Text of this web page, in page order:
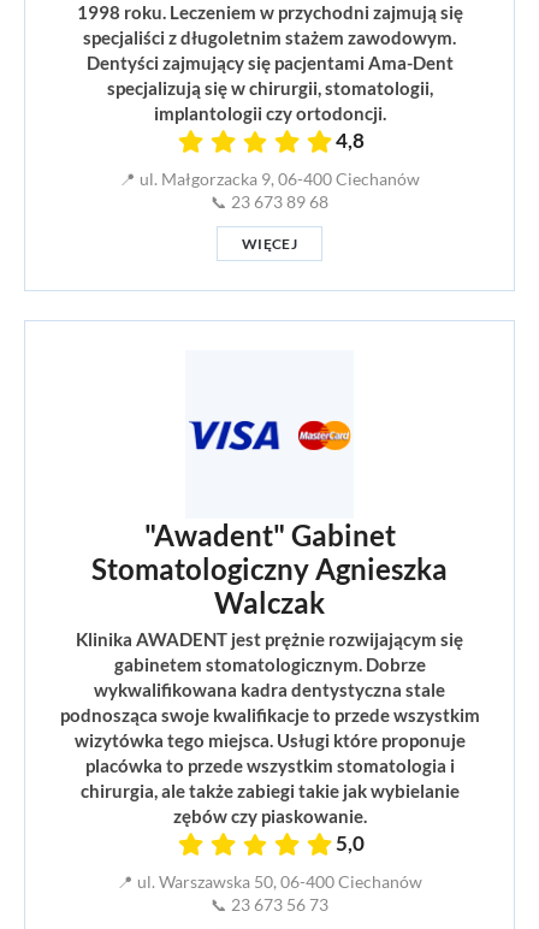
1998 roku. Leczeniem w przychodni zajmują się
specjaliści z długoletnim stażem zawodowym.
Dentyści zajmujący się pacjentami Ama-Dent
specjalizują się w chirurgii, stomatologii,
implantologii czy ortodoncji.
4,8
📍 ul. Małgorzacka 9, 06-400 Ciechanów
📞 23 673 89 68
WIĘCEJ
"Awadent" Gabinet
Stomatologiczny Agnieszka
Walczak
Klinika AWADENT jest prężnie rozwijającym się
gabinetem stomatologicznym. Dobrze
wykwalifikowana kadra dentystyczna stale
podnosząca swoje kwalifikacje to przede wszystkim
wizytówka tego miejsca. Usługi które proponuje
placówka to przede wszystkim stomatologia i
chirurgia, ale także zabiegi takie jak wybielanie
zębów czy piaskowanie.
5,0
📍 ul. Warszawska 50, 06-400 Ciechanów
📞 23 673 56 73